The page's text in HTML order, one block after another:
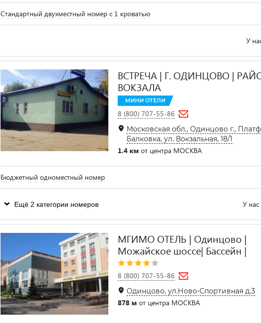
Стандартный двухместный номер с 1 кроватью
У
ВСТРЕЧА | Г. ОДИНЦОВО |
ВОКЗАЛА
МИНИ ОТЕЛИ
8 (800) 707-55-86
Московская обл., Одинцово г.,
Балковка, ул. Вокзальная, 18/1
1.4 км от центра МОСКВА
Бюджетный одноместный номер
Ещё 2 категории номеров У нас
МГИМО ОТЕЛЬ | Одинцово |
Можайское шоссе| Бассейн |
8 (800) 707-55-86
Одинцово, ул.Ново-Спортивная д.3
878 м от центра МОСКВА